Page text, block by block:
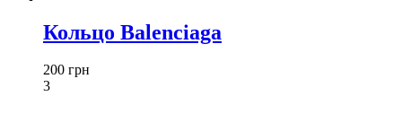
Кольцо Balenciaga
200 грн
3